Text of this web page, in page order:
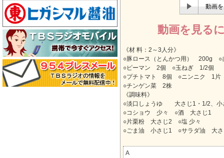
動画
動画を見る
《材 料：2～3人分》
○豚ロース（とんかつ用） 200g ○
○ピーマン 2個 ○玉ねぎ 1/2個
○プチトマト 8個 ○ニンニク 1片
○チンゲン菜 2株
《調味料》
○淡口しょうゆ 大さじ1・1/2、小
○コショウ 少々 ○酒 大さじ1
○片栗粉 大さじ2 ○塩 少々
○ごま油 小さじ1 ○サラダ油 大さ
A